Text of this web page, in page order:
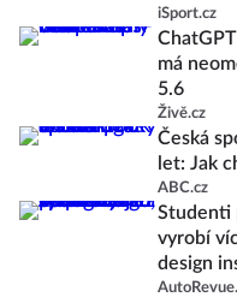
iSport.cz
má
5.6
Živě.cz
Česká
let: Jak
ABC.cz
Studenti
vyrobí
design